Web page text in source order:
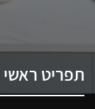
תפריט ראשי